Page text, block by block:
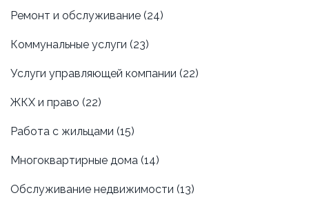
Ремонт и обслуживание (24)
Коммунальные услуги (23)
Услуги управляющей компании (22)
ЖКХ и право (22)
Работа с жильцами (15)
Многоквартирные дома (14)
Обслуживание недвижимости (13)